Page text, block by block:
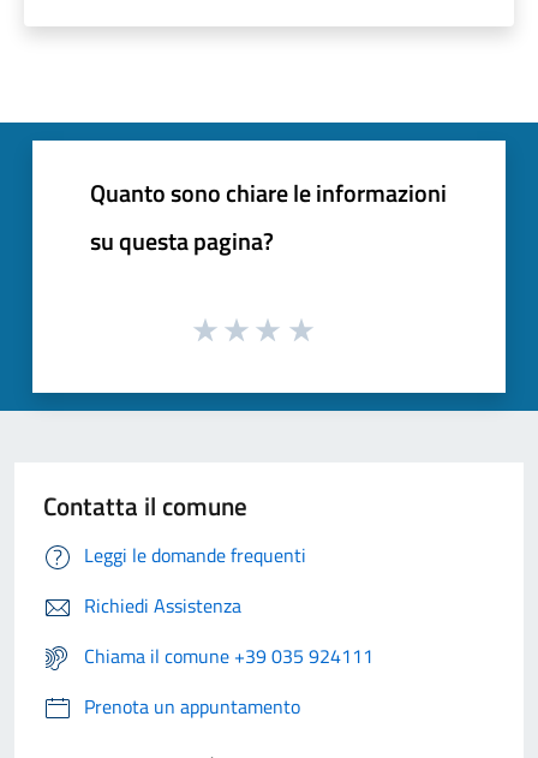
Quanto sono chiare le informazioni
su questa pagina?
Contatta il comune
Leggi le domande frequenti
Richiedi Assistenza
Chiama il comune +39 035 924111
Prenota un appuntamento